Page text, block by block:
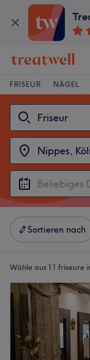
FRISEUR NÄGEL
Sortieren nach
Wähle aus 11 friseure